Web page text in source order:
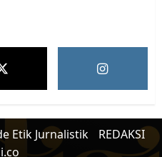
Etik Jurnalistik
REDAKSI